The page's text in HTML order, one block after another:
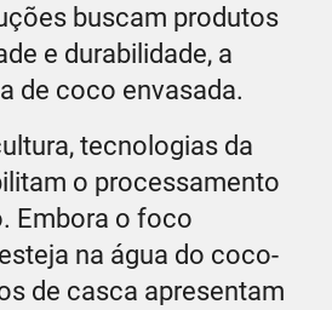
buscam produtos
e durabilidade, a
de coco envasada.
tecnologias da
o processamento
Embora o foco
na água do coco-
de casca apresentam